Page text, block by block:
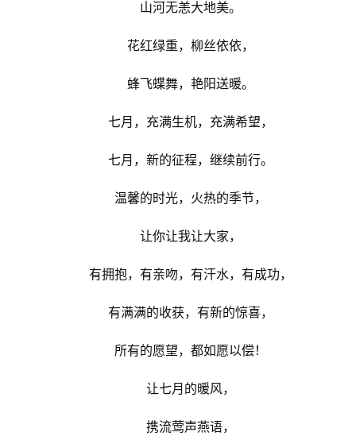
山河无恙大地美。
花红绿重，柳丝依依，
蜂飞蝶舞，艳阳送暖。
七月，充满生机，充满希望，
七月，新的征程，继续前行。
温馨的时光，火热的季节，
让你让我让大家，
有拥抱，有亲吻，有汗水，有成功，
有满满的收获，有新的惊喜，
所有的愿望，都如愿以偿！
让七月的暖风，
携流莺声燕语，